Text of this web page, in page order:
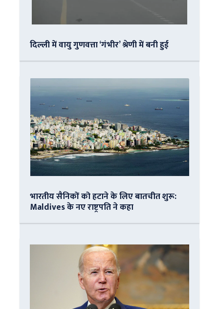
दिल्ली में वायु गुणवत्ता ‘गंभीर’ श्रेणी में बनी हुई
भारतीय सैनिकों को हटाने के लिए बातचीत शुरू:
Maldives के नए राष्ट्रपति ने कहा